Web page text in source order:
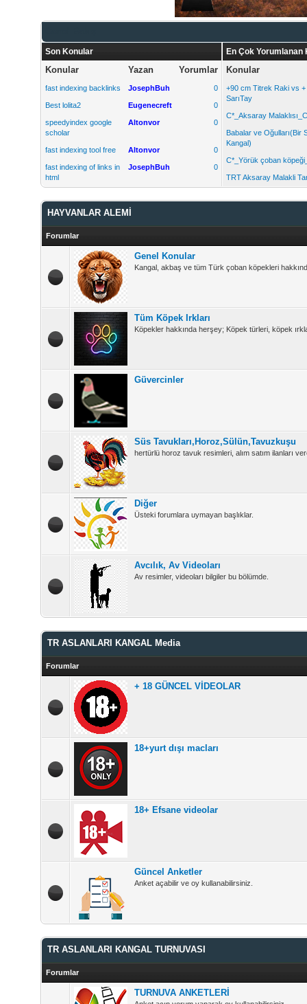
Son Konular
Konular Yazan Yorumlar
fast indexing backlinks JosephBuh 0
Best lolita2 Eugenecreft 0
speedyindex google
scholar
Altonvor 0
fast indexing tool free Altonvor 0
fast indexing of links in
html
JosephBuh 0
En Çok Yorumlanan
Konular
+90 cm Titrek Raki vs
SarıTay
C*_Aksaray
Babalar ve Oğulları(Bir
Kangal)
C*_Yörük çoban
TRT Aksaray Malakli
HAYVANLAR ALEMİ
Forumlar
Genel Konular
Kangal, akbaş ve tüm Türk çoban köpekleri
Tüm Köpek Irkları
Köpekler hakkında herşey; Köpek türleri, köpek
Güvercinler
Süs Tavukları,Horoz,Sülün,Tavuzkuşu
hertürlü horoz tavuk resimleri, alım satım ilanları
Diğer
Üsteki forumlara uymayan başlıklar.
Avcılık, Av Videoları
Av resimler, videoları bilgiler bu bölümde.
TR ASLANLARI KANGAL Media
Forumlar
+ 18 GÜNCEL VİDEOLAR
18+yurt dışı macları
18+ Efsane videolar
Güncel Anketler
Anket açabilir ve oy kullanabilirsiniz.
TR ASLANLARI KANGAL TURNUVASI
Forumlar
TURNUVA ANKETLERİ